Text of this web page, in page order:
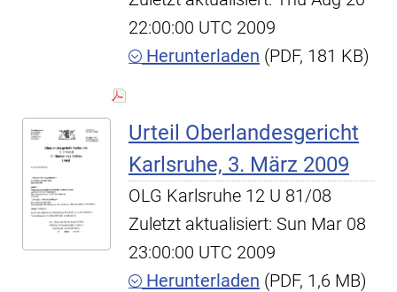
22:00:00 UTC 2009
Herunterladen (PDF, 181 KB)
Urteil Oberlandesgericht
Karlsruhe, 3. März 2009
OLG Karlsruhe 12 U 81/08
Zuletzt aktualisiert: Sun Mar 08
23:00:00 UTC 2009
Herunterladen (PDF, 1,6 MB)